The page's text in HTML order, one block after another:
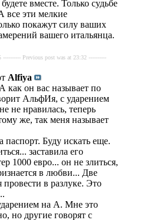
вместе. Только судьбе
все эти мелкие
покажут силу ваших
вашего итальянца.
---------- Previous post was at 23:32 ----------
Alfiya
как он вас называет по
АльфИя, с ударением
не нравилась, теперь
же, так меня называет
паспорт. Буду искать еще.
заставила его
1000 евро... он не злиться,
в любви... Две
провести в разлуке. Это
на А. Мне это
но другие говорят с